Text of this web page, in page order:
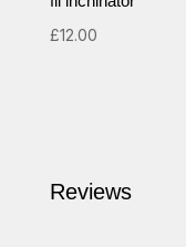
£12.00
Reviews